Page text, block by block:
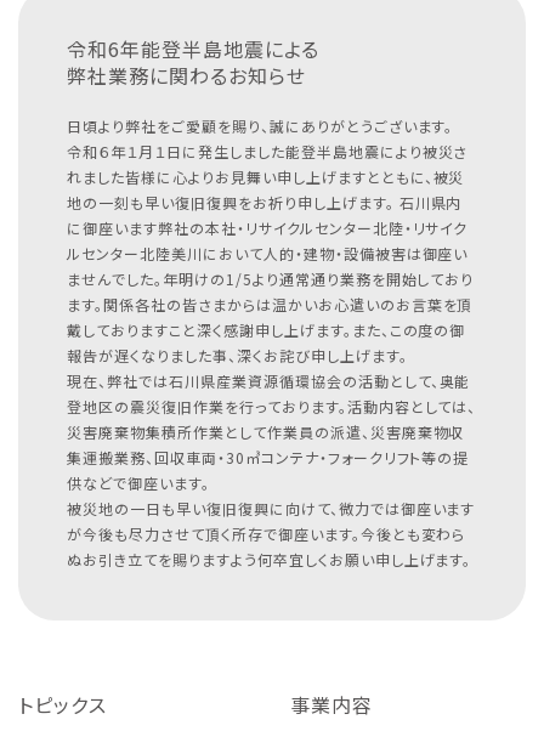
令和6年能登半島地震による
弊社業務に関わるお知らせ
日頃より弊社をご愛顧を賜り、誠にありがとうございます。
令和６年１月１日に発生しました能登半島地震により被災さ
れました皆様に心よりお見舞い申し上げますとともに、被災
地の一刻も早い復旧復興をお祈り申し上げます。 石川県内
に御座います弊社の本社・リサイクルセンター北陸・リサイク
ルセンター北陸美川において人的・建物・設備被害は御座い
ませんでした。年明けの1/5より通常通り業務を開始しており
ます。関係各社の皆さまからは温かいお心遣いのお言葉を頂
戴しておりますこと深く感謝申し上げます。また、この度の御
報告が遅くなりました事、深くお詫び申し上げます。
現在、弊社では石川県産業資源循環協会の活動として、奥能
登地区の震災復旧作業を行っております。活動内容としては、
災害廃棄物集積所作業として作業員の派遣、災害廃棄物収
集運搬業務、回収車両・30㎥コンテナ・フォークリフト等の提
供などで御座います。
被災地の一日も早い復旧復興に向けて、微力では御座います
が今後も尽力させて頂く所存で御座います。今後とも変わら
ぬお引き立てを賜りますよう何卒宜しくお願い申し上げます。
トピックス 事業内容